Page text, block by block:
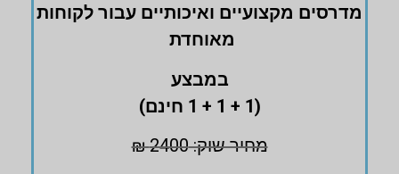
מדרסים ‏מקצועיים ואיכותיים עבור לקוחות
מאוחדת
במבצע
(1 + 1 + 1 חינם)
מחיר שוק: 2400 ₪